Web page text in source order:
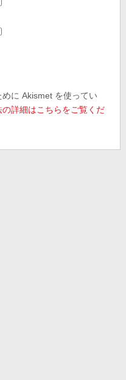
に Akismet を使ってい
詳細はこちらをご覧くだ